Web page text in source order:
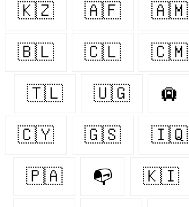
🇰🇿 🇦🇫 🇦🇲
🇧🇱 🇨🇱 🇨🇲
🇹🇱 🇺🇬 🛄
🇨🇾 🇬🇸 🇮🇶
🇵🇦 📭 🇰🇮